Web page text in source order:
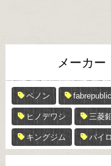
メーカー
ペノン fabrepublic
ヒノデワシ 三菱
キングジム パイ